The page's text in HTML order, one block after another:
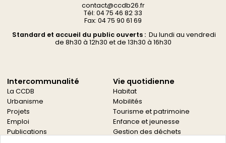
contact@ccdb26.fr
Tél: 04 75 46 82 33
Fax: 04 75 90 61 69
Standard et accueil du public ouverts :Du lundi au vendredi
de 8h30 à 12h30 et de 13h30 à 16h30
Intercommunalité
La CCDB
Urbanisme
Projets
Emploi
Publications
Vie quotidienne
Habitat
Mobilités
Tourisme et patrimoine
Enfance et jeunesse
Gestion des déchets